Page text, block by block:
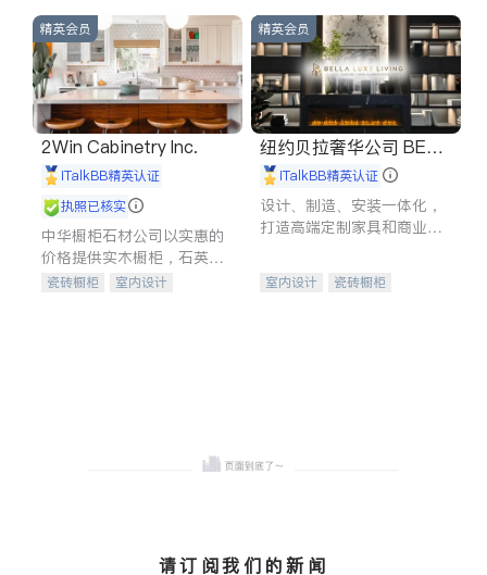
精英会员
2Win Cabinetry Inc.
iTalkBB精英认证
执照已核实
中华橱柜石材公司以实惠的
价格提供实木橱柜，石英石
台面，多种优质不锈钢水
瓷砖橱柜
室内设计
精英会员
纽约贝拉奢华公司 BELL
A LUXE
iTalkBB精英认证
设计、制造、安装一体化，
打造高端定制家具和商业空
室内设计
瓷砖橱柜
请订阅我们的新闻